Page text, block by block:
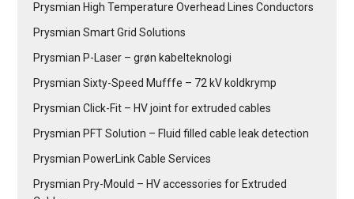
Prysmian High Temperature Overhead Lines Conductors
Prysmian Smart Grid Solutions
Prysmian P-Laser – grøn kabelteknologi
Prysmian Sixty-Speed Mufffe – 72 kV koldkrymp
Prysmian Click-Fit – HV joint for extruded cables
Prysmian PFT Solution – Fluid filled cable leak detection
Prysmian PowerLink Cable Services
Prysmian Pry-Mould – HV accessories for Extruded